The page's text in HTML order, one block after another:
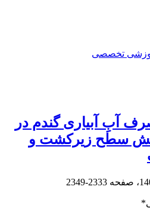
تخصصی
آبِ آبیاری گندم در
سطح زیرکشت و
2333-2349